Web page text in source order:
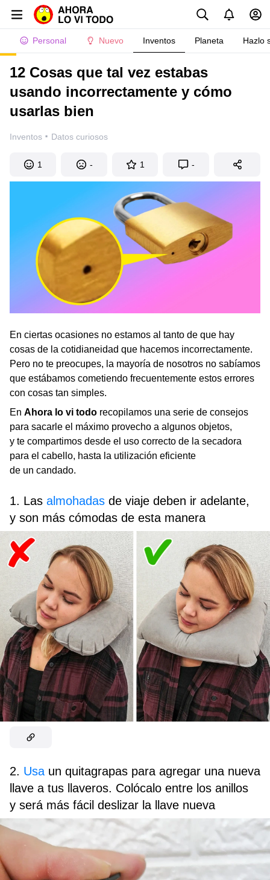
Personal Nuevo Inventos Planeta Hazlo
12 Cosas que tal vez estabas
usando incorrectamente y cómo
usarlas bien
Inventos · Datos curiosos
1 - 1 -
En ciertas ocasiones no estamos al tanto de que hay
cosas de la cotidianeidad que hacemos incorrectamente.
Pero no te preocupes, la mayoría de nosotros no sabíamos
que estábamos cometiendo frecuentemente estos errores
con cosas tan simples.
En Ahora lo vi todo recopilamos una serie de consejos
para sacarle el máximo provecho a algunos objetos,
y te compartimos desde el uso correcto de la secadora
para el cabello, hasta la utilización eficiente
de un candado.
1. Las almohadas de viaje deben ir adelante,
y son más cómodas de esta manera
2. Usa un quitagrapas para agregar una nueva
llave a tus llaveros. Colócalo entre los anillos
y será más fácil deslizar la llave nueva